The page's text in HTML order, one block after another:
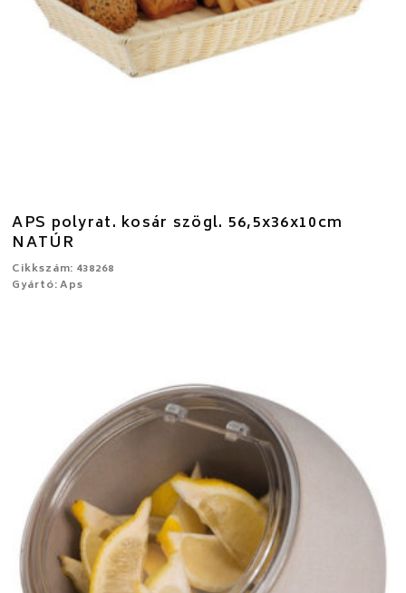
APS polyrat. kosár szögl. 56,5x36x10cm
NATÚR
Cikkszám: 438268
Gyártó: Aps